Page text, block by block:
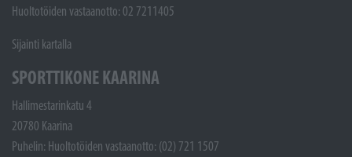
Huoltotöiden vastaanotto: 02 7211405
Sijainti kartalla
SPORTTIKONE KAARINA
Hallimestarinkatu 4
20780 Kaarina
Puhelin: Huoltotöiden vastaanotto: (02) 721 1507